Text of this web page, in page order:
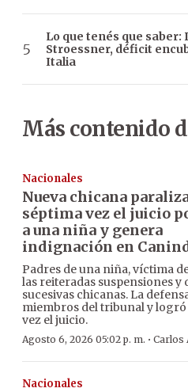
Lo que tenés que saber:
Stroessner, déficit
Italia
Más contenido
Nacionales
Nueva chicana
séptima vez el juicio
a una niña y genera
indignación en
Padres de una niña, víctima
las reiteradas suspensiones
sucesivas chicanas. La
miembros del tribunal y
vez el juicio.
Agosto 6, 2026 05:02 p. m. · Carlos
Nacionales